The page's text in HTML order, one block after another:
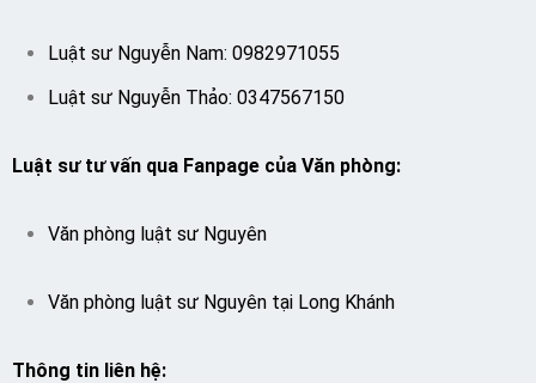
Luật sư Nguyễn Nam: 0982971055
Luật sư Nguyễn Thảo: 0347567150
Luật sư tư vấn qua Fanpage của Văn phòng:
Văn phòng luật sư Nguyên
Văn phòng luật sư Nguyên tại Long Khánh
Thông tin liên hệ: